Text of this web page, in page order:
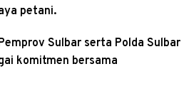
petani.
Sulbar serta Polda Sulbar
komitmen bersama